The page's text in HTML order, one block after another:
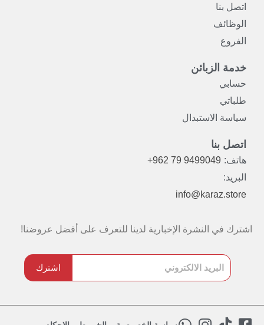
اتصل بنا
الوظائف
الفروع
خدمة الزبائن
حسابي
طلباتي
سياسة الاستبدال
اتصل بنا
هاتف: +962 79 9499049
البريد:
info@karaz.store
اشترك في النشرة الإخبارية لدينا للتعرف على أفضل عروضنا!
اشترك